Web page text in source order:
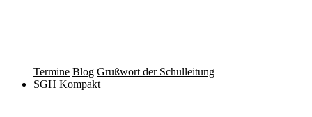
Termine Blog Grußwort der Schulleitung
SGH Kompakt